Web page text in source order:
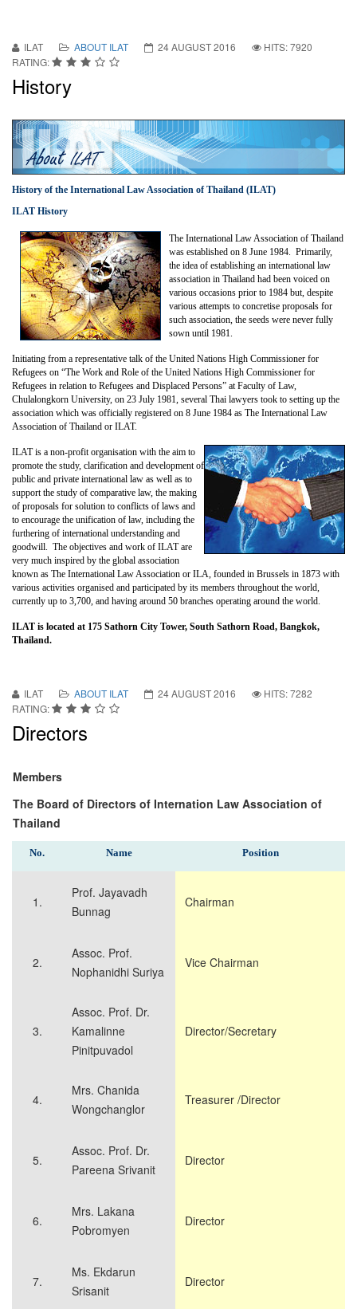
ILAT ABOUT ILAT 24 AUGUST 2016
HITS: 7920
RATING:
History
History of the International Law Association of Thailand (ILAT)
ILAT History
The International Law Association of Thailand
was established on 8 June 1984. Primarily,
the idea of establishing an international law
association in Thailand had been voiced on
various occasions prior to 1984 but, despite
various attempts to concretise proposals for
such association, the seeds were never fully
sown until 1981.
Initiating from a representative talk of the United Nations High Commissioner for
Refugees on “The Work and Role of the United Nations High Commissioner for
Refugees in relation to Refugees and Displaced Persons” at Faculty of Law,
Chulalongkorn University, on 23 July 1981, several Thai lawyers took to setting up the
association which was officially registered on 8 June 1984 as The International Law
Association of Thailand or ILAT.
ILAT is a non-profit organisation with the aim to
promote the study, clarification and development of
public and private international law as well as to
support the study of comparative law, the making
of proposals for solution to conflicts of laws and
to encourage the unification of law, including the
furthering of international understanding and
goodwill. The objectives and work of ILAT are
very much inspired by the global association
known as The International Law Association or ILA, founded in Brussels in 1873 with
various activities organised and participated by its members throughout the world,
currently up to 3,700, and having around 50 branches operating around the world.
ILAT is located at 175 Sathorn City Tower, South Sathorn Road, Bangkok,
Thailand.
ILAT ABOUT ILAT 24 AUGUST 2016
HITS: 7282
RATING:
Directors
Members
The Board of Directors of Internation Law Association of
Thailand
No. Name Position
1.
Prof. Jayavadh
Bunnag
Chairman
2.
Assoc. Prof.
Nophanidhi Suriya
Vice Chairman
3.
Assoc. Prof. Dr.
Kamalinne
Pinitpuvadol
Director/Secretary
4.
Mrs. Chanida
Wongchanglor
Treasurer /Director
5.
Assoc. Prof. Dr.
Pareena Srivanit
Director
6.
Mrs. Lakana
Pobromyen
Director
7.
Ms. Ekdarun
Srisanit
Director